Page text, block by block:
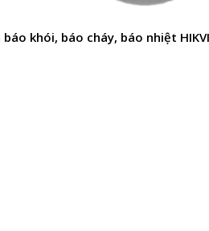
báo khói, báo cháy, báo nhiệt